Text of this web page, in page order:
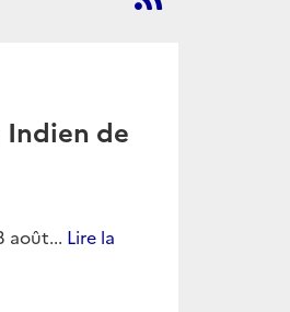
Indien de
août... Lire la